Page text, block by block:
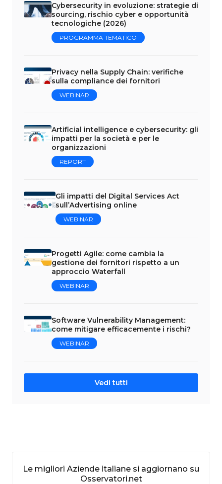
Cybersecurity in evoluzione: strategie di
sourcing, rischio cyber e opportunità
tecnologiche (2026)
PROGRAMMA TEMATICO
Privacy nella Supply Chain: verifiche
sulla compliance dei fornitori
WEBINAR
Artificial intelligence e cybersecurity: gli
impatti per la società e per le
organizzazioni
REPORT
Gli impatti del Digital Services Act
sull’Advertising online
WEBINAR
Progetti Agile: come cambia la
gestione dei fornitori rispetto a un
approccio Waterfall
WEBINAR
Software Vulnerability Management:
come mitigare efficacemente i rischi?
WEBINAR
Vedi tutti
Le migliori Aziende italiane si aggiornano su
Osservatori.net